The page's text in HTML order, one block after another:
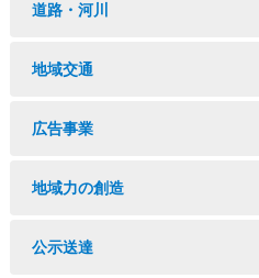
道路・河川
地域交通
広告事業
地域力の創造
公示送達